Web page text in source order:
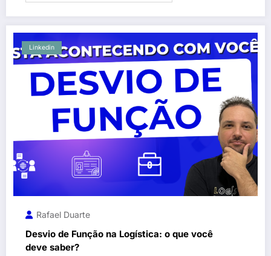
Linkedin
Rafael Duarte
Desvio de Função na Logística: o que você
deve saber?